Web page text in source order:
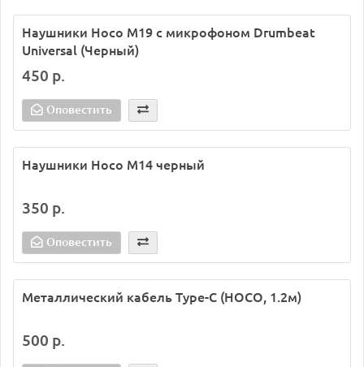
Наушники Hoco M19 с микрофоном Drumbeat
Universal (Черный)
450 р.
Оповестить
Наушники Hoco M14 черный
350 р.
Оповестить
Металлический кабель Type-C (HOCO, 1.2м)
500 р.